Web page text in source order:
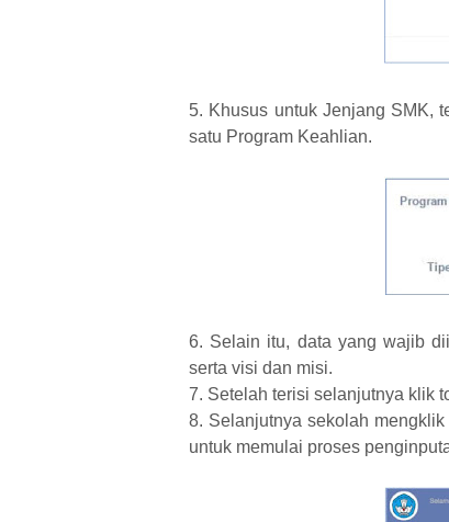
5. Khusus untuk Jenjang SMK,
satu Program Keahlian.
6. Selain itu, data yang wajib
serta visi dan misi.
7. Setelah terisi selanjutnya klik
8. Selanjutnya sekolah
untuk memulai proses